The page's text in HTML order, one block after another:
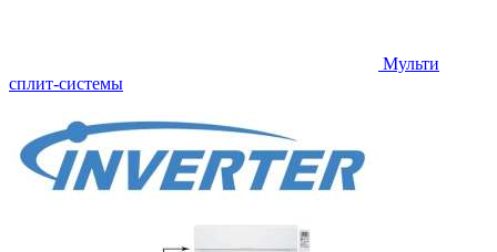
Мульти
сплит-системы